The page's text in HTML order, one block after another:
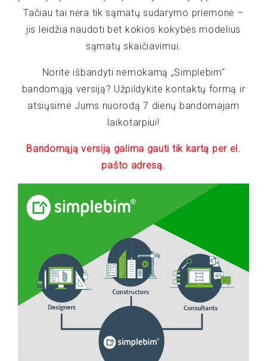
Tačiau tai nėra tik sąmatų sudarymo priemonė –
jis leidžia naudoti bet kokios kokybės modelius
sąmatų skaičiavimui.
Norite išbandyti nemokamą „Simplebim“
bandomąją versiją? Užpildykite kontaktų formą ir
atsiųsime Jums nuorodą 7 dienų bandomajam
laikotarpiui!
Bandomąją versiją galima gauti tik kartą per el.
pašto adresą.